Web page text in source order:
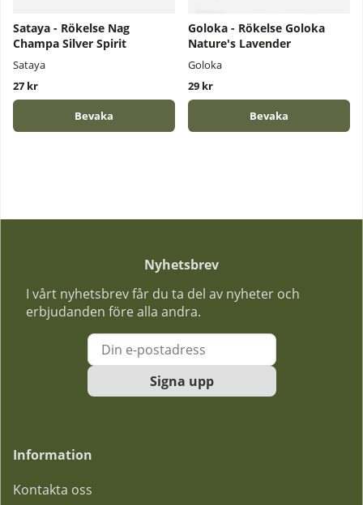
Sataya - Rökelse Nag
Champa Silver Spirit
Sataya
27 kr
Bevaka
Goloka - Rökelse Goloka
Nature's Lavender
Goloka
29 kr
Bevaka
Nyhetsbrev
I vårt nyhetsbrev får du ta del av nyheter och
erbjudanden före alla andra.
Signa upp
Information
Kontakta oss